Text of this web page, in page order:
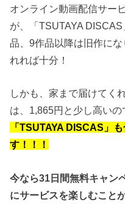
オンライン動画配信サー
が、「TSUTAYA
品、9作品以降は旧作に
れれば十分！
しかも、家まで届けてく
は、1,865円と少し高いの
「TSUTAYA DISCAS」
す！！！
今なら31日間無料キャン
にサービスを楽しむこと